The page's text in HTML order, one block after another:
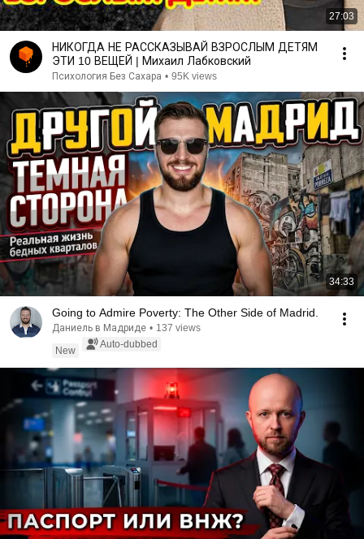
27:03
НИКОГДА НЕ РАССКАЗЫВАЙ ВЗРОСЛЫМ ДЕТЯМ
ЭТИ 10 ВЕЩЕЙ | Михаил Лабковский
Психология Без Сахара • 95K views
34:33
Going to Admire Poverty: The Other Side of Madrid.
Даниель в Мадриде • 137 views
New
Auto-dubbed